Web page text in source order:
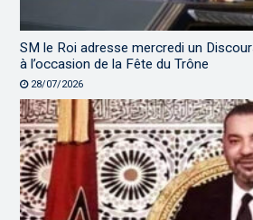
SM le Roi adresse mercredi un
à l’occasion de la Fête du Trône
28/07/2026